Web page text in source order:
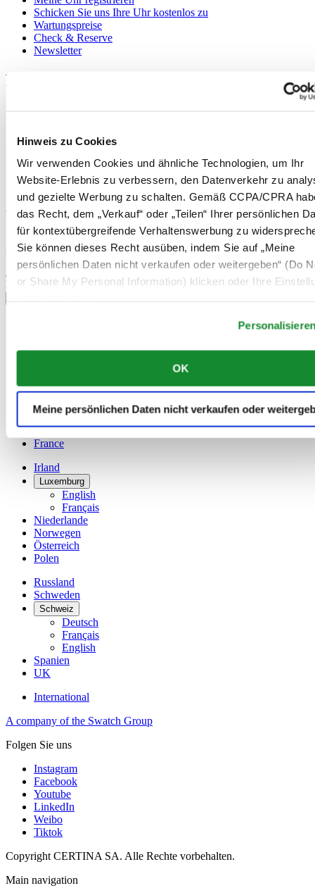
Hinweis zu Cookies
Wir verwenden Cookies und ähnliche Technologien, um Ihr
Website-Erlebnis zu verbessern, den Datenverkehr zu
und gezielte Werbung zu schalten. Gemäß CCPA/CPRA
das Recht, dem „Verkauf“ oder „Teilen“ Ihrer persönlichen
für kontextübergreifende Verhaltenswerbung zu
Sie können dieses Recht ausüben, indem Sie auf „Meine
persönlichen Daten nicht verkaufen oder weitergeben“ (Do
or Share My Personal Information) klicken oder Ihre
OK
Meine persönlichen Daten nicht verkaufen oder
Schicken Sie uns Ihre Uhr kostenlos zu
Wartungspreise
Check & Reserve
Newsletter
Rechtliches
Hinweis zu Cookies
Impressum
Rücksendung und Entsorgung
Verkaufsbedingungen und Konditionen
Widerruf des Vertrags
Willkommen im CERTINA Club
Abonnieren Sie unseren Newsletter und erhalten Sie exklusive
Information
Anmelden
Land/Region auswählen
Français
简体中文
Dänemark
Deutschland
Finnland
France
Irland
Luxemburg
English
Français
Niederlande
Norwegen
Österreich
Polen
Russland
Schweden
Schweiz
Deutsch
Français
English
Spanien
UK
International
A company of the Swatch Group
Folgen Sie uns
Instagram
Facebook
Youtube
LinkedIn
Weibo
Tiktok
Copyright CERTINA SA. Alle Rechte vorbehalten.
Main navigation